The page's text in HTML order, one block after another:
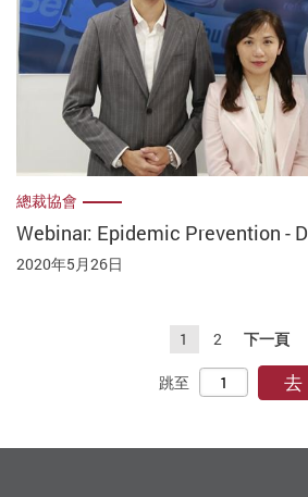
總裁協會
Webinar: Epidemic Prevention -
2020年5月26日
1 2 下一頁
跳至 去